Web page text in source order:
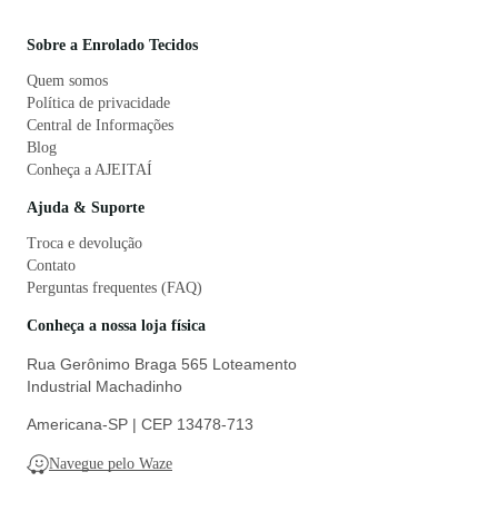
Sobre a Enrolado Tecidos
Quem somos
Política de privacidade
Central de Informações
Blog
Conheça a AJEITAÍ
Ajuda & Suporte
Troca e devolução
Contato
Perguntas frequentes (FAQ)
Conheça a nossa loja física
Rua Gerônimo Braga 565 Loteamento
Industrial Machadinho
Americana-SP | CEP 13478-713
Navegue pelo Waze